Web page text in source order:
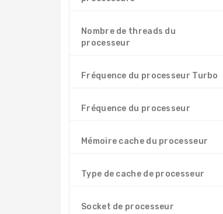
Nombre de threads du
processeur
Fréquence du processeur Turbo
Fréquence du processeur
Mémoire cache du processeur
Type de cache de processeur
Socket de processeur